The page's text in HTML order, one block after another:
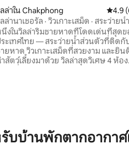
5 จาก 5, 3 รีวิว
ล่าใน Chakphong คะแน
4.9
ล่านาเชอรัล · วิวเกาะเสม็ด · สระว่ายน้
ยหาด 4 ห้องนอน
งในวิลล่าริมชายหาดที่โดดเด่นที่สุดข
ะเทศไทย — สระว่ายน้ำส่วนตัวที่ติดกั
ยหาด วิวเกาะเสม็ดที่สวยงาม และยิน
ตว์เลี้ยงมาด้วย วิลล่าสุดวิเศษ 4 ห้อง
หลังจากที่คุณจากไป ที่นี่อยู่ห่างจาก
งเทพมหานครเพียง 2.5 ชั่วโมง — เป็น
บ้านพักตากอากาศ